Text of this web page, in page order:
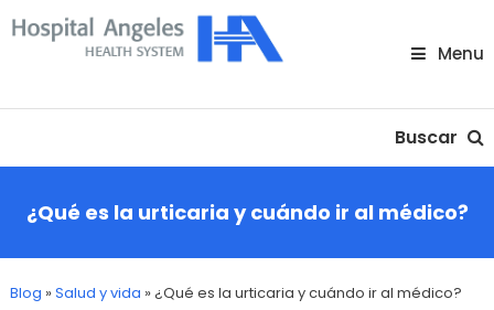
Skip
To
Menu
Buscar
¿Qué es la urticaria y cuándo ir al médico?
Blog »Salud y vida »¿Qué es la urticaria y cuándo ir al médico?